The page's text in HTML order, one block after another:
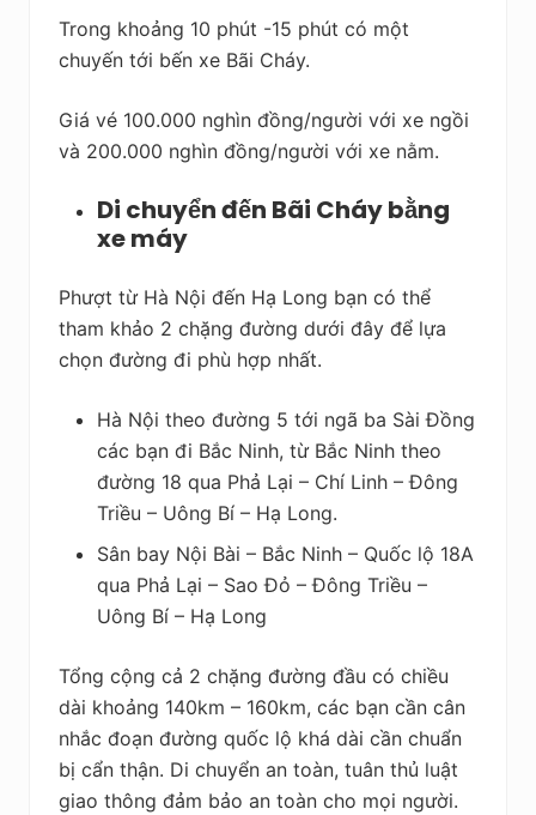
Trong khoảng 10 phút -15 phút có một
chuyến tới bến xe Bãi Cháy.
Giá vé 100.000 nghìn đồng/người với xe ngồi
và 200.000 nghìn đồng/người với xe nằm.
Di chuyển đến Bãi Cháy bằng
xe máy
Phượt từ Hà Nội đến Hạ Long bạn có thể
tham khảo 2 chặng đường dưới đây để lựa
chọn đường đi phù hợp nhất.
Hà Nội theo đường 5 tới ngã ba Sài Đồng
các bạn đi Bắc Ninh, từ Bắc Ninh theo
đường 18 qua Phả Lại – Chí Linh – Đông
Triều – Uông Bí – Hạ Long.
Sân bay Nội Bài – Bắc Ninh – Quốc lộ 18A
qua Phả Lại – Sao Đỏ – Đông Triều –
Uông Bí – Hạ Long
Tổng cộng cả 2 chặng đường đầu có chiều
dài khoảng 140km – 160km, các bạn cần cân
nhắc đoạn đường quốc lộ khá dài cần chuẩn
bị cẩn thận. Di chuyển an toàn, tuân thủ luật
giao thông đảm bảo an toàn cho mọi người.